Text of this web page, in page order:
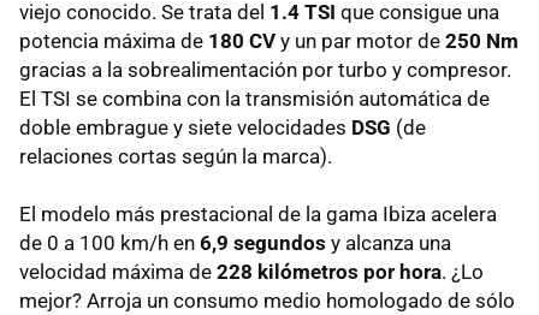
viejo conocido. Se trata del 1.4 TSI que consigue una
potencia máxima de 180 CV y un par motor de 250 Nm
gracias a la sobrealimentación por turbo y compresor.
El TSI se combina con la transmisión automática de
doble embrague y siete velocidades DSG (de
relaciones cortas según la marca).
El modelo más prestacional de la gama Ibiza acelera
de 0 a 100 km/h en 6,9 segundos y alcanza una
velocidad máxima de 228 kilómetros por hora. ¿Lo
mejor? Arroja un consumo medio homologado de sólo